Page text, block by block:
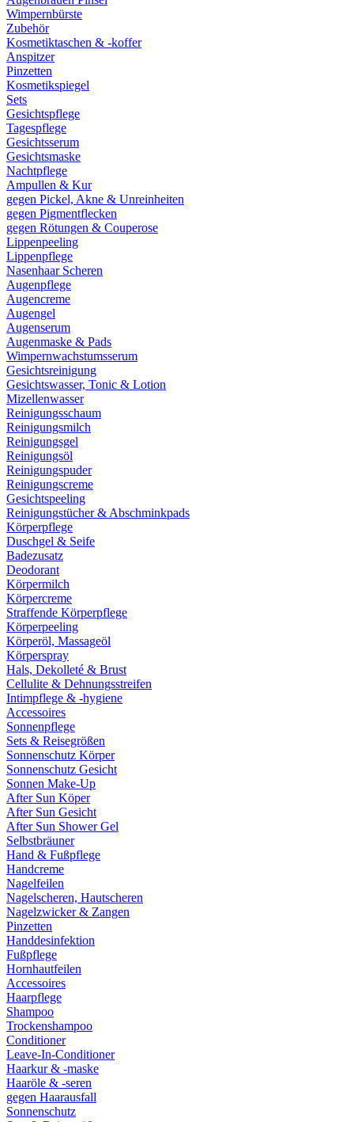
Wimpernbürste
Zubehör
Kosmetiktaschen & -koffer
Anspitzer
Pinzetten
Kosmetikspiegel
Sets
Gesichtspflege
Tagespflege
Gesichtsserum
Gesichtsmaske
Nachtpflege
Ampullen & Kur
gegen Pickel, Akne & Unreinheiten
gegen Pigmentflecken
gegen Rötungen & Couperose
Lippenpeeling
Lippenpflege
Nasenhaar Scheren
Augenpflege
Augencreme
Augengel
Augenserum
Augenmaske & Pads
Wimpernwachstumsserum
Gesichtsreinigung
Gesichtswasser, Tonic & Lotion
Mizellenwasser
Reinigungsschaum
Reinigungsmilch
Reinigungsgel
Reinigungsöl
Reinigungspuder
Reinigungscreme
Gesichtspeeling
Reinigungstücher & Abschminkpads
Körperpflege
Duschgel & Seife
Badezusatz
Deodorant
Körpermilch
Körpercreme
Straffende Körperpflege
Körperpeeling
Körperöl, Massageöl
Körperspray
Hals, Dekolleté & Brust
Cellulite & Dehnungsstreifen
Intimpflege & -hygiene
Accessoires
Sonnenpflege
Sets & Reisegrößen
Sonnenschutz Körper
Sonnenschutz Gesicht
Sonnen Make-Up
After Sun Köper
After Sun Gesicht
After Sun Shower Gel
Selbstbräuner
Hand & Fußpflege
Handcreme
Nagelfeilen
Nagelscheren, Hautscheren
Nagelzwicker & Zangen
Pinzetten
Handdesinfektion
Fußpflege
Hornhautfeilen
Accessoires
Haarpflege
Shampoo
Trockenshampoo
Conditioner
Leave-In-Conditioner
Haarkur & -maske
Haaröle & -seren
gegen Haarausfall
Sonnenschutz